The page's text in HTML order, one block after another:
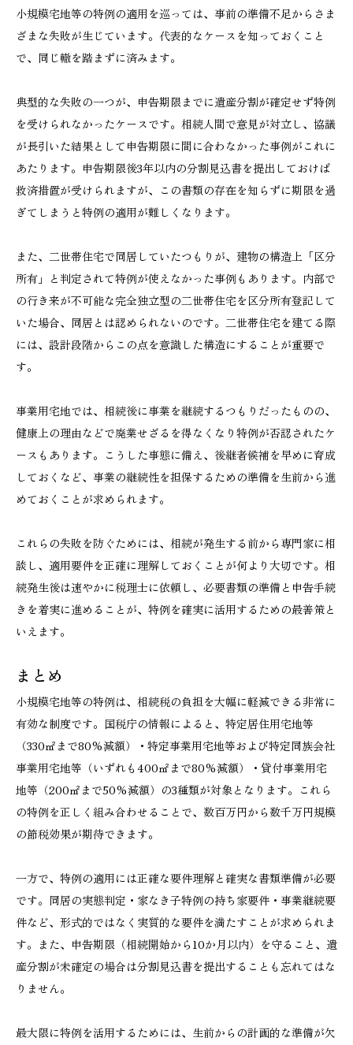
小規模宅地等の特例の適用を巡っては、事前の準備不足からさま
ざまな失敗が生じています。代表的なケースを知っておくこと
で、同じ轍を踏まずに済みます。
典型的な失敗の一つが、申告期限までに遺産分割が確定せず特例
を受けられなかったケースです。相続人間で意見が対立し、協議
が長引いた結果として申告期限に間に合わなかった事例がこれに
あたります。申告期限後3年以内の分割見込書を提出しておけば
救済措置が受けられますが、この書類の存在を知らずに期限を過
ぎてしまうと特例の適用が難しくなります。
また、二世帯住宅で同居していたつもりが、建物の構造上「区分
所有」と判定されて特例が使えなかった事例もあります。内部で
の行き来が不可能な完全独立型の二世帯住宅を区分所有登記して
いた場合、同居とは認められないのです。二世帯住宅を建てる際
には、設計段階からこの点を意識した構造にすることが重要で
す。
事業用宅地では、相続後に事業を継続するつもりだったものの、
健康上の理由などで廃業せざるを得なくなり特例が否認されたケ
ースもあります。こうした事態に備え、後継者候補を早めに育成
しておくなど、事業の継続性を担保するための準備を生前から進
めておくことが求められます。
これらの失敗を防ぐためには、相続が発生する前から専門家に相
談し、適用要件を正確に理解しておくことが何より大切です。相
続発生後は速やかに税理士に依頼し、必要書類の準備と申告手続
きを着実に進めることが、特例を確実に活用するための最善策と
いえます。
まとめ
小規模宅地等の特例は、相続税の負担を大幅に軽減できる非常に
有効な制度です。国税庁の情報によると、特定居住用宅地等
（330㎡まで80%減額）・特定事業用宅地等および特定同族会社
事業用宅地等（いずれも400㎡まで80%減額）・貸付事業用宅
地等（200㎡まで50%減額）の3種類が対象となります。これら
の特例を正しく組み合わせることで、数百万円から数千万円規模
の節税効果が期待できます。
一方で、特例の適用には正確な要件理解と確実な書類準備が必要
です。同居の実態判定・家なき子特例の持ち家要件・事業継続要
件など、形式的ではなく実質的な要件を満たすことが求められま
す。また、申告期限（相続開始から10か月以内）を守ること、遺
産分割が未確定の場合は分割見込書を提出することも忘れてはな
りません。
最大限に特例を活用するためには、生前からの計画的な準備が欠